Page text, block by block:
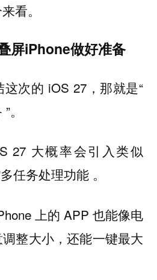
看。
屏iPhone做好准备
次的 iOS 27，那就是“
27 大概率会引入类似
任务处理功能 。
上的 APP 也能像电
整大小，还能一键最大